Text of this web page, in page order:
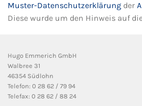
Muster-Datenschutzerklärung der
Diese wurde um den Hinweis auf
Hugo Emmerich GmbH
Walbree 31
46354 Südlohn
Telefon: 0 28 62 / 79 94
Telefax: 0 28 62 / 88 24